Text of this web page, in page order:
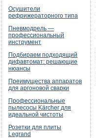
Осушители
рефрижераторного типа
Пневмодрель —
профессиональный
инструмент
Подбираем подходящий
дифавтомат: решающие
нюансы
Преимущества аппаратов
для аргоновой сварки
Профессиональные
пылесосы Kärcher для
идеальной чистоты
Розетки для плиты
Legrand